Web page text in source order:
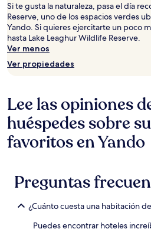
Si te gusta la naturaleza, pasa el día
Reserve, uno de los espacios verdes
Yando. Si quieres ejercitarte un poco
hasta Lake Leaghur Wildlife Reserve.
Ver menos
Ver propiedades
Lee las opiniones
huéspedes sobre
favoritos en Yando
Preguntas
¿Cuánto cuesta una habitación
Puedes encontrar hoteles